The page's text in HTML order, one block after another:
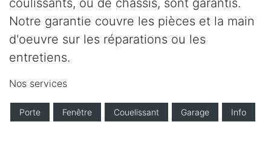
coulissants, ou de chassis, sont garantis.
Notre garantie couvre les pièces et la main
d'oeuvre sur les réparations ou les
entretiens.
Nos services
Porte Fenêtre Couelissant Garage Info